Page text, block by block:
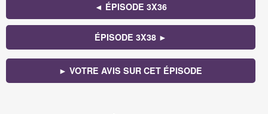
◄ ÉPISODE 3X36
ÉPISODE 3X38 ►
► VOTRE AVIS SUR CET ÉPISODE